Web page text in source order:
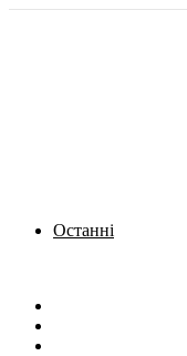
Останні